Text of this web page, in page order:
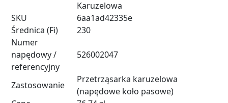
Karuzelowa
SKU
6aa1ad42335e
Średnica (Fi)
230
Numer
napędowy /
referencyjny
526002047
Zastosowanie
Przetrząsarka karuzelowa
(napędowe koło pasowe)